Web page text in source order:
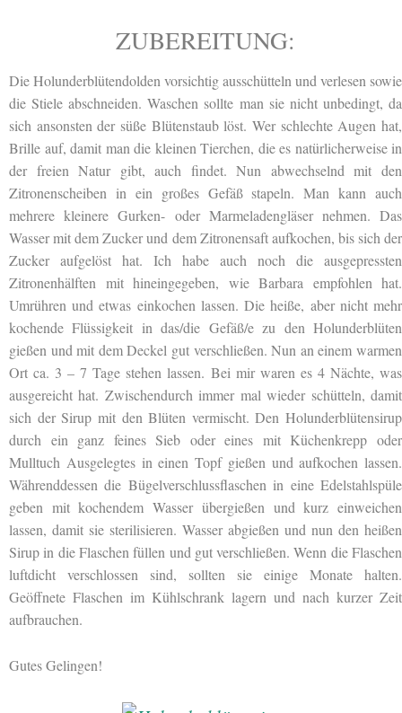
ZUBEREITUNG:
Die Holunderblütendolden vorsichtig ausschütteln und verlesen sowie
die Stiele abschneiden. Waschen sollte man sie nicht unbedingt, da
sich ansonsten der süße Blütenstaub löst. Wer schlechte Augen hat,
Brille auf, damit man die kleinen Tierchen, die es natürlicherweise in
der freien Natur gibt, auch findet. Nun abwechselnd mit den
Zitronenscheiben in ein großes Gefäß stapeln. Man kann auch
mehrere kleinere Gurken- oder Marmeladengläser nehmen. Das
Wasser mit dem Zucker und dem Zitronensaft aufkochen, bis sich der
Zucker aufgelöst hat. Ich habe auch noch die ausgepressten
Zitronenhälften mit hineingegeben, wie Barbara empfohlen hat.
Umrühren und etwas einkochen lassen. Die heiße, aber nicht mehr
kochende Flüssigkeit in das/die Gefäß/e zu den Holunderblüten
gießen und mit dem Deckel gut verschließen. Nun an einem warmen
Ort ca. 3 – 7 Tage stehen lassen. Bei mir waren es 4 Nächte, was
ausgereicht hat. Zwischendurch immer mal wieder schütteln, damit
sich der Sirup mit den Blüten vermischt. Den Holunderblütensirup
durch ein ganz feines Sieb oder eines mit Küchenkrepp oder
Mulltuch Ausgelegtes in einen Topf gießen und aufkochen lassen.
Währenddessen die Bügelverschlussflaschen in eine Edelstahlspüle
geben mit kochendem Wasser übergießen und kurz einweichen
lassen, damit sie sterilisieren. Wasser abgießen und nun den heißen
Sirup in die Flaschen füllen und gut verschließen. Wenn die Flaschen
luftdicht verschlossen sind, sollten sie einige Monate halten.
Geöffnete Flaschen im Kühlschrank lagern und nach kurzer Zeit
aufbrauchen.
Gutes Gelingen!